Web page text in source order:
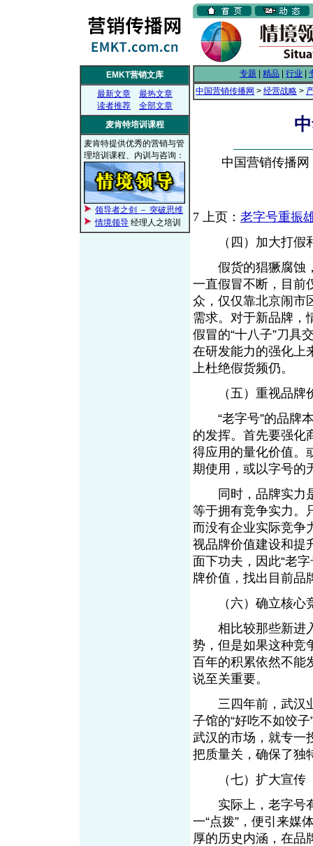
EMKT营销文库
最新文章
最热文章
读者推荐
全部文章
麦肯特培训课程
麦肯特提供优秀的营销与管
理培训课程、内训与咨询：
领导者之剑 － 突破思维
情境领导 经理人之培训
专题 精品 行业
中国营销传播网 > 经营战略 >
中国营销传播
7 上页： 老字号重振
（四）加大打假
假货的猖獗腐蚀，
一直假冒不断，目前
众，仅仅靠北京闹市
需求。对于新品牌，
假冒的“十八子”刀具
在研发能力的强化上
上杜绝假货频仍。
（五）重视品牌
“老字号”的品牌本
的发挥。首先要强化
得应用的量化价值。
期使用，或以字号的
同时，品牌实力是
等于拥有竞争实力。
而没有企业实际竞争
视品牌价值建设和提
面下功夫，因此“老
牌价值，找出目前品
（六）确立核心
相比较那些新进入
势，但是如果这种竞
百年的积累依然不能
说至关重要。
三四年前，武汉业
子馆的“好吃不如饺
武汉的市场，就专一
把质量关，确保了独
（七）扩大宣传
实际上，老字号有
一“点拨”，便引来媒
厚的历史内涵，在品